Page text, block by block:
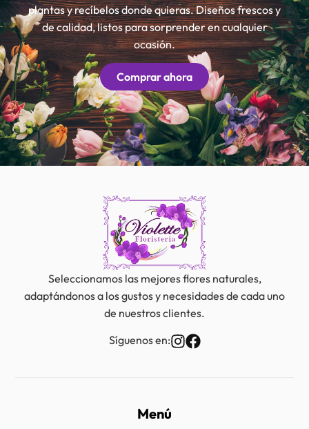
plantas y recíbelos donde quieras. Diseños frescos y
de calidad, listos para sorprender en cualquier
ocasión.
Comprar ahora
Seleccionamos las mejores flores naturales,
adaptándonos a los gustos y necesidades de cada uno
de nuestros clientes.
Síguenos en:
Menú